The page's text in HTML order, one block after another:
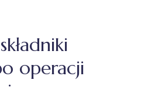
operacji